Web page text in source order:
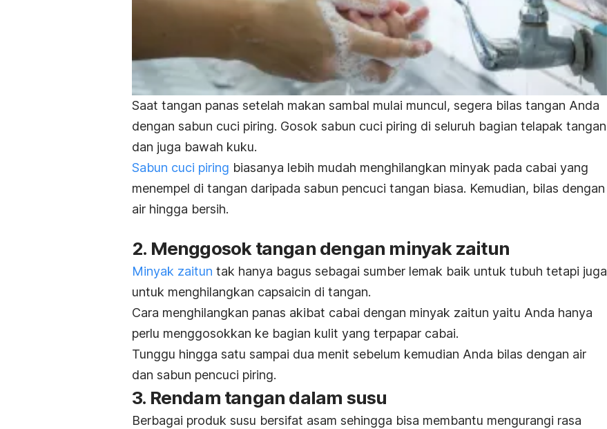
Saat tangan panas setelah makan sambal mulai muncul, segera bilas tangan Anda
dengan sabun cuci piring. Gosok sabun cuci piring di seluruh bagian telapak tangan
dan juga bawah kuku.
Sabun cuci piring biasanya lebih mudah menghilangkan minyak pada cabai yang
menempel di tangan daripada sabun pencuci tangan biasa. Kemudian, bilas dengan
air hingga bersih.
2. Menggosok tangan dengan minyak zaitun
Minyak zaitun tak hanya bagus sebagai sumber lemak baik untuk tubuh tetapi juga
untuk menghilangkan capsaicin di tangan.
Cara menghilangkan panas akibat cabai dengan minyak zaitun yaitu Anda hanya
perlu menggosokkan ke bagian kulit yang terpapar cabai.
Tunggu hingga satu sampai dua menit sebelum kemudian Anda bilas dengan air
dan sabun pencuci piring.
3. Rendam tangan dalam susu
Berbagai produk susu bersifat asam sehingga bisa membantu mengurangi rasa